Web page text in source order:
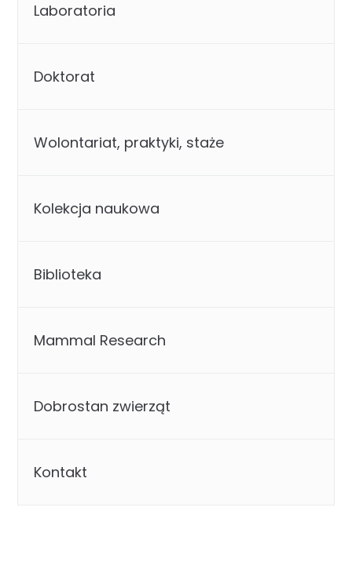
Laboratoria
Doktorat
Wolontariat, praktyki, staże
Kolekcja naukowa
Biblioteka
Mammal Research
Dobrostan zwierząt
Kontakt